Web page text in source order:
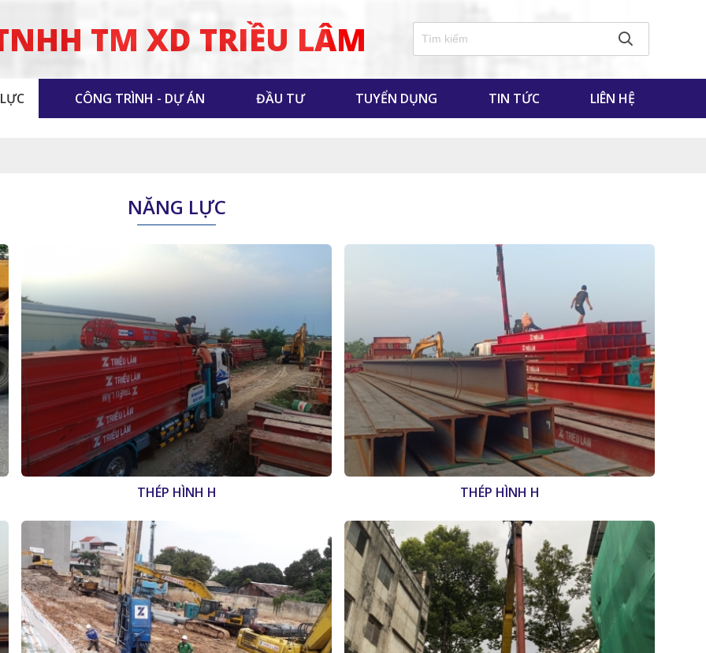
TM XD TRIỀU LÂM
CÔNG TRÌNH - DỰ ÁN ĐẦU TƯ TUYỂN DỤNG TIN TỨC LIÊN HỆ
NĂNG LỰC
THÉP HÌNH H THÉP HÌNH H